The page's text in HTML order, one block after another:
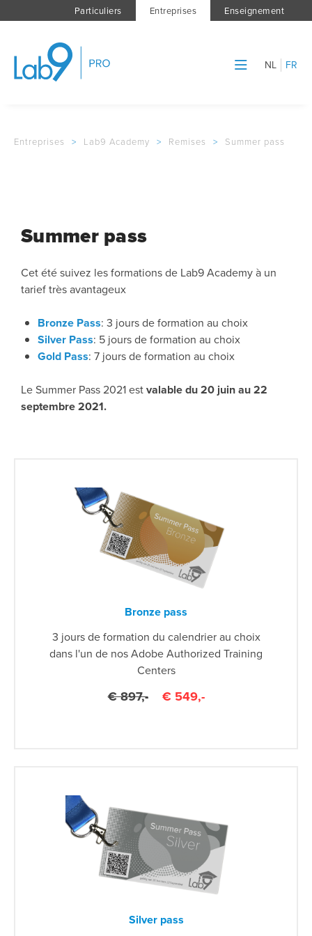
Particuliers Entreprises Enseignement
NL FR
Entreprises > Lab9 Academy > Remises > Summer pass
Summer pass
Cet été suivez les formations de Lab9 Academy à un
tarief très avantageux
Bronze Pass: 3 jours de formation au choix
Silver Pass: 5 jours de formation au choix
Gold Pass: 7 jours de formation au choix
Le Summer Pass 2021 estvalable du 20 juin au 22
septembre 2021.
Bronze pass
3 jours de formation du calendrier au choix
dans l'un de nos Adobe Authorized Training
Centers
€ 897,- € 549,-
Silver pass